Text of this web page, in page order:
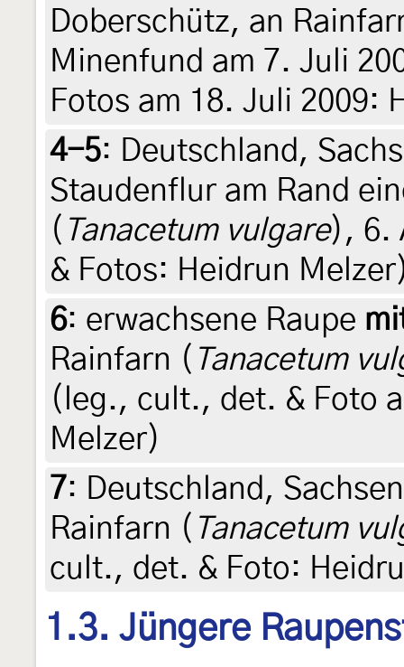
Doberschütz, an
Minenfund am 7. Juli
Fotos am 18. Juli 2009:
4-5: Deutschland,
Staudenflur am Rand
( Tanacetum vulgare), 6.
& Fotos: Heidrun
6: erwachsene Raupe
Rainfarn ( Tanacetum
(leg., cult., det. & Foto
Melzer)
7: Deutschland,
Rainfarn ( Tanacetum
cult., det. & Foto:
1.3. Jüngere